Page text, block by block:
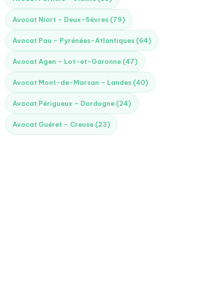
Avocat Niort – Deux-Sèvres (79)
Avocat Pau – Pyrénées-Atlantiques (64)
Avocat Agen – Lot-et-Garonne (47)
Avocat Mont-de-Marsan – Landes (40)
Avocat Périgueux – Dordogne (24)
Avocat Guéret – Creuse (23)